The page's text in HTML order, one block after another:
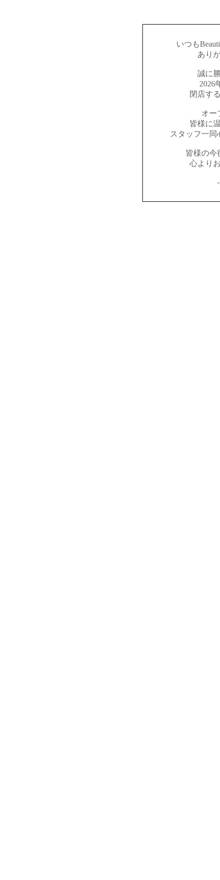
いつも
あり
誠に
2026
閉店す
オー
皆様に
スタッフ一
皆様の今
心より